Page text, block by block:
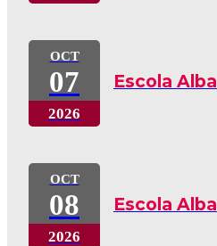
Escola Alba
07
OCT
2026
Escola Alba
08
OCT
2026